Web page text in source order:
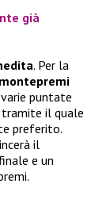
già
. Per la
puntate
tramite il quale
preferito.
il
e un